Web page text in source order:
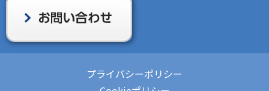
プライバシーポリシー